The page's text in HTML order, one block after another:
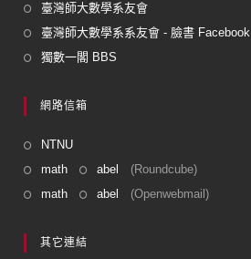
臺灣師大數學系友會
臺灣師大數學系系友會 - 臉書 Facebook
獨數一閣 BBS
網路信箱
NTNU
math
abel
(Roundcube)
math
abel (Openwebmail)
其它連結